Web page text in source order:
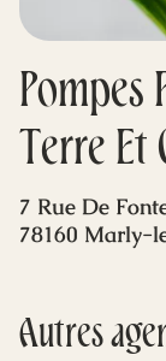
Blog
Pompes
Terre Et
7 Rue De
78160 Marly-
Autres